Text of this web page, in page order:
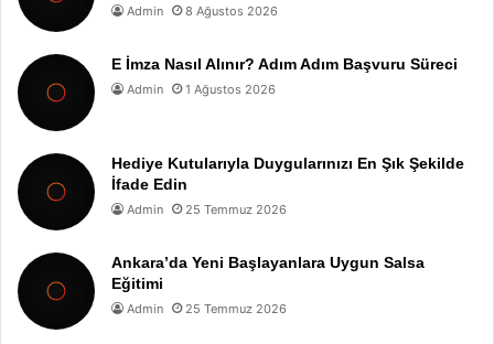
Admin 8 Ağustos 2026
E İmza Nasıl Alınır? Adım Adım Başvuru Süreci
Admin 1 Ağustos 2026
Hediye Kutularıyla Duygularınızı En Şık Şekilde
İfade Edin
Admin 25 Temmuz 2026
Ankara’da Yeni Başlayanlara Uygun Salsa
Eğitimi
Admin 25 Temmuz 2026